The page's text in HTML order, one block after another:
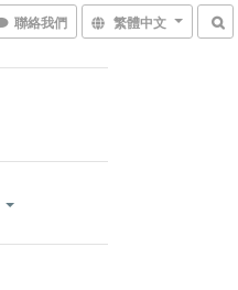
聯絡我們 繁體中文